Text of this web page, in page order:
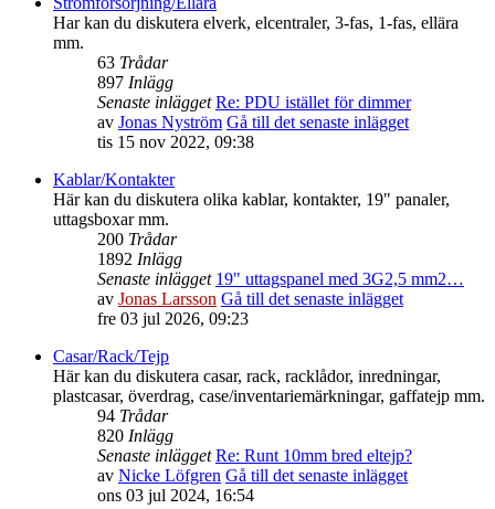
Har kan du diskutera elverk, elcentraler, 3-fas, 1-fas, ellära
mm.
63 Trådar
897 Inlägg
Senaste inlägget Re: PDU istället för dimmer
av Jonas Nyström Gå till det senaste inlägget
tis 15 nov 2022, 09:38
Kablar/Kontakter
Här kan du diskutera olika kablar, kontakter, 19" panaler,
uttagsboxar mm.
200 Trådar
1892 Inlägg
Senaste inlägget 19" uttagspanel med 3G2,5 mm2…
av Jonas Larsson Gå till det senaste inlägget
fre 03 jul 2026, 09:23
Casar/Rack/Tejp
Här kan du diskutera casar, rack, racklådor, inredningar,
plastcasar, överdrag, case/inventariemärkningar, gaffatejp mm.
94 Trådar
820 Inlägg
Senaste inlägget Re: Runt 10mm bred eltejp?
av Nicke Löfgren Gå till det senaste inlägget
ons 03 jul 2024, 16:54